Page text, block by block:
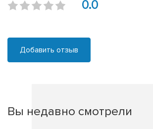
0.0
Добавить отзыв
Вы недавно смотрели